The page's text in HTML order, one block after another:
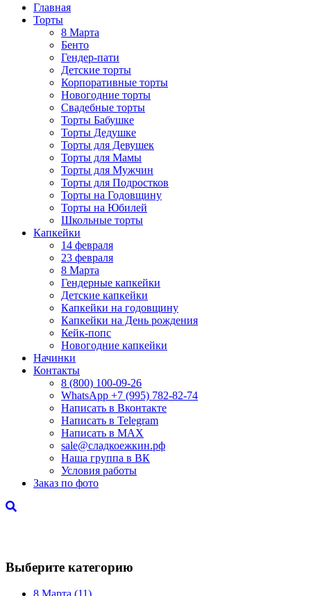
Главная
Торты
8 Марта
Бенто
Гендер-пати
Детские торты
Корпоративные торты
Новогодние торты
Свадебные торты
Торты Бабушке
Торты Дедушке
Торты для Девушек
Торты для Мамы
Торты для Мужчин
Торты для Подростков
Торты на Годовщину
Торты на Юбилей
Школьные торты
Капкейки
14 февраля
23 февраля
8 Марта
Гендерные капкейки
Детские капкейки
Капкейки на годовщину
Капкейки на День рождения
Кейк-попс
Новогодние капкейки
Начинки
Контакты
8 (800) 100-09-26
WhatsApp +7 (995) 782-82-74
Написать в Вконтакте
Написать в Telegram
Написать в MAX
sale@сладкоежкин.рф
Наша группа в ВК
Условия работы
Заказ по фото
Выберите категорию